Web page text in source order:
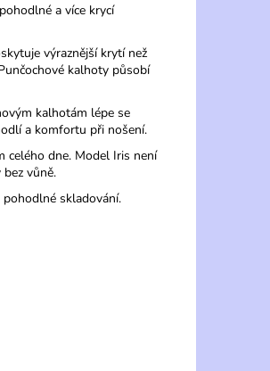
a více krycí
výraznější krytí než
kalhoty působí
kalhotám lépe se
a komfortu při nošení.
celého dne. Model Iris není
vůně.
skladování.